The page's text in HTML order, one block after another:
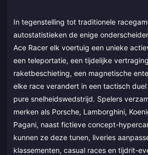
In tegenstelling tot traditionele
autostatistieken de enige
Ace Racer elk voertuig een unieke
een teleportatie, een tijdelijke
raketbeschieting, een magnetische
elke race verandert in een tactisch
pure snelheidswedstrijd. Spelers
merken als Porsche, Lamborghini,
Pagani, naast fictieve concept-
kunnen ze deze tunen, liveries
klassementen, casual races en tijdrit-